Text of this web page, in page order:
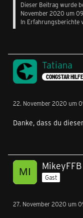
Dieser Beitrag wurde
November 2020 um
In Erfahrungsberichte
Tatiana
CONGSTAR
22. November 2020 um
Danke, dass du
MikeyFFB
Gast
27. November 2020 um